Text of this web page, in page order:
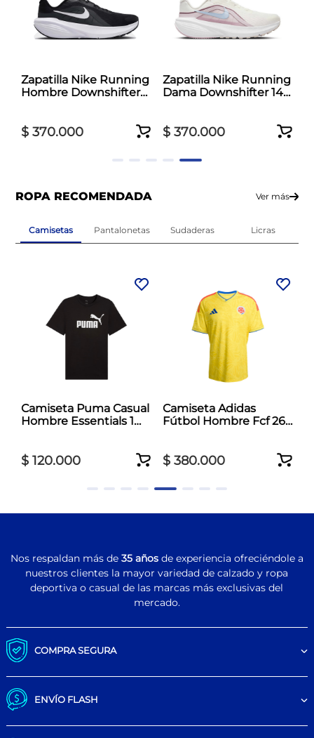
Zapatilla Nike Running
Hombre Downshifter
$ 370.000
Zapatilla Nike Running
Dama Downshifter 14
$ 370.000
ROPA RECOMENDADA Ver más
Camisetas Pantalonetas Sudaderas Licras
Camiseta Puma Casual
Hombre Essentials 1
$ 120.000
Camiseta Adidas
Fútbol Hombre Fcf 26
$ 380.000
Nos respaldan más de 35 añosde experiencia ofreciéndole a
nuestros clientes la mayor variedad de calzado y ropa
deportiva o casual de las marcas más exclusivas del
mercado.
COMPRA SEGURA
ENVÍO FLASH